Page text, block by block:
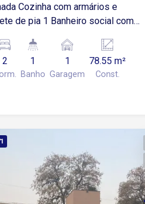
armários e
de pia 1 Banheiro social com
1 Vaga de garagem descoberta
Oferece: Portaria 24 horas
Salão de festa Quadra
farmácias e comércios
2 1
Banho
1
Garagem
78.55 m²
Const.